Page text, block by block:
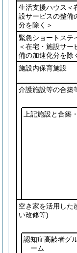
生活支援ハウス＜
設サービスの整備
分を除く＞
緊急ショートステ
＜在宅・施設サー
備の加速化分を除
施設内保育施設
介護施設等の合築
上記施設と合築
空き家を活用した
い改修等)
認知症高齢者グ
ーム